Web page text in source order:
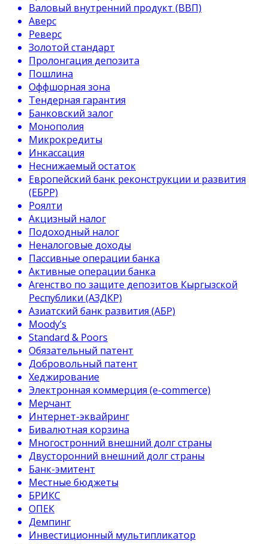
Валовый внутренний продукт (ВВП)
Аверс
Реверс
Золотой стандарт
Пролонгация депозита
Пошлина
Оффшорная зона
Тендерная гарантия
Банковский залог
Монополия
Микрокредиты
Инкассация
Неснижаемый остаток
Европейский банк реконструкции и развития
(ЕБРР)
Роялти
Акцизный налог
Подоходный налог
Неналоговые доходы
Пассивные операции банка
Активные операции банка
Агенство по защите депозитов Кыргызской
Республики (АЗДКР)
Азиатский банк развития (АБР)
Moody’s
Standard & Poors
Обязательный патент
Добровольный патент
Хеджирование
Электронная коммерция (e-commerce)
Мерчант
Интернет-эквайринг
Бивалютная корзина
Многостронний внешний долг страны
Двусторонний внешний долг страны
Банк-эмитент
Местные бюджеты
БРИКС
ОПЕК
Демпинг
Инвестиционный мультипликатор